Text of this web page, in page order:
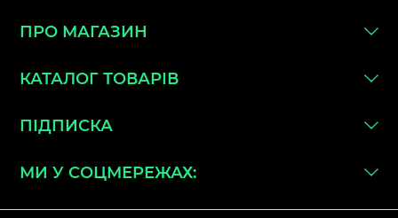
ПРО МАГАЗИН
КАТАЛОГ ТОВАРІВ
ПІДПИСКА
МИ У СОЦМЕРЕЖАХ: